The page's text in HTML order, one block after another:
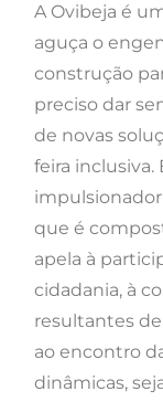
A Ovibeja é
aguça o
construção
preciso dar
de novas
feira inclusiva.
que é
apela à
cidadania, à
resultantes
ao encontro
dinâmicas,